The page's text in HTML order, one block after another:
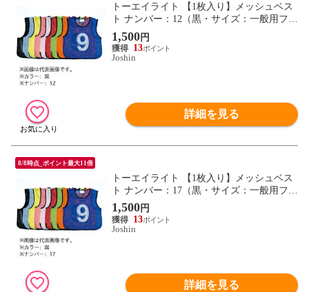
トーエイライト 【1枚入り】メッシュベス
ト ナンバー：12（黒・サイズ：一般用フリ
ーサイズ） TOEI LIGHT B6372BL-12 【返
品種別A】
1,500円
13
Joshin
詳細を見る
8/8時点_ポイント最大11倍
トーエイライト 【1枚入り】メッシュベス
ト ナンバー：17（黒・サイズ：一般用フリ
ーサイズ） TOEI LIGHT B6372BL-17 【返
品種別A】
1,500円
13
Joshin
詳細を見る